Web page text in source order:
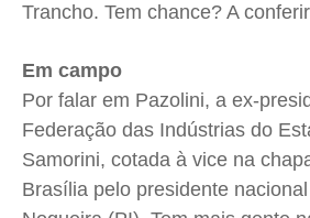
Trancho. Tem chance? A
Em campo
Por falar em Pazolini, a ex-
Federação das Indústrias do
Samorini, cotada à vice na
Brasília pelo presidente